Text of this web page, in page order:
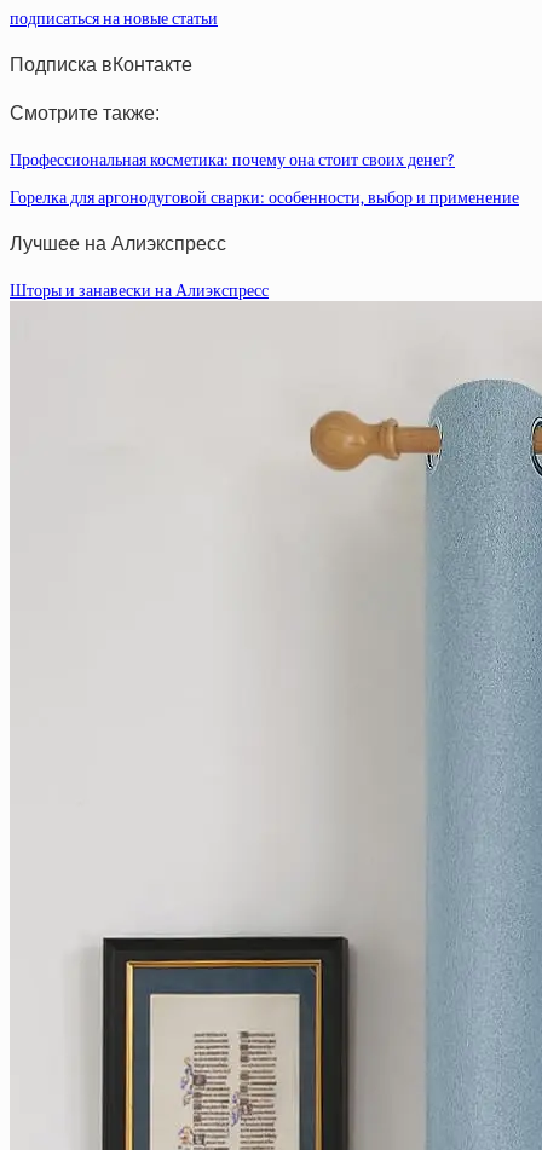
подписаться на новые статьи
Подписка вКонтакте
Смотрите также:
Профессиональная косметика: почему она стоит своих денег?
Горелка для аргонодуговой сварки: особенности, выбор и применение
Лучшее на Алиэкспресс
Шторы и занавески на Алиэкспресс